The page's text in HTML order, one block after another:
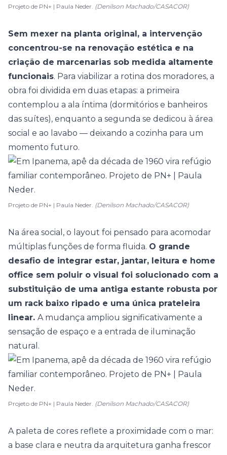
Projeto de PN+ | Paula Neder. (Denilson Machado/CASACOR)
Sem mexer na planta original, a intervenção
concentrou-se na renovação estética e na
criação de marcenarias sob medida altamente
funcionais. Para viabilizar a rotina dos moradores, a
obra foi dividida em duas etapas: a primeira
contemplou a ala íntima (dormitórios e banheiros
das suítes), enquanto a segunda se dedicou à área
social e ao lavabo — deixando a cozinha para um
momento futuro.
Projeto de PN+ | Paula Neder. (Denilson Machado/CASACOR)
Na área social, o layout foi pensado para acomodar
múltiplas funções de forma fluida. O grande
desafio de integrar estar, jantar, leitura e home
office sem poluir o visual foi solucionado com a
substituição de uma antiga estante robusta por
um rack baixo ripado e uma única prateleira
linear. A mudança ampliou significativamente a
sensação de espaço e a entrada de iluminação
natural.
Projeto de PN+ | Paula Neder. (Denilson Machado/CASACOR)
A paleta de cores reflete a proximidade com o mar:
a base clara e neutra da arquitetura ganha frescor